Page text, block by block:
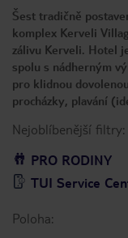
Šest tradičně
komplex Kerveli
zálivu Kerveli. Hotel
spolu s nádherným
pro klidnou
procházky, plavání
Nejoblíbenější filtry:
PRO RODINY
TUI Service
Poloha: